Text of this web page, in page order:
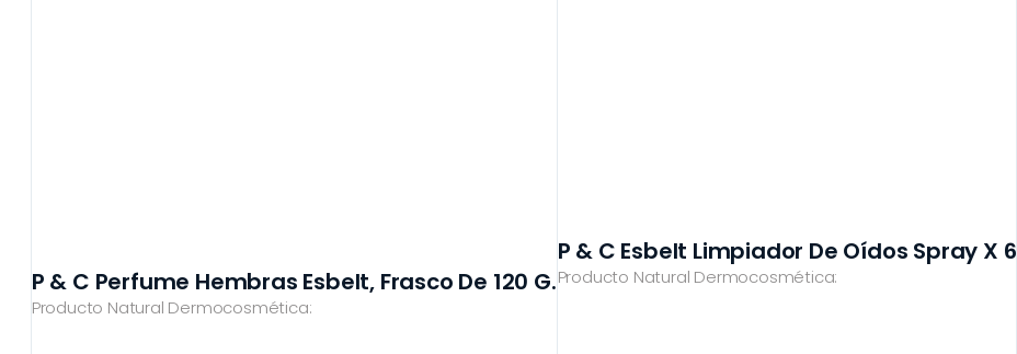
Producto Natural Dermocosmética:
P & C Perfume Hembras Esbelt, Frasco De 120 G.Producto Natural Dermocosmética:
P & C Esbelt Limpiador De Oídos Spray X